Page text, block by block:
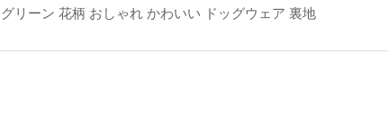
リーン 花柄 おしゃれ かわいい ドッグウェア 裏地